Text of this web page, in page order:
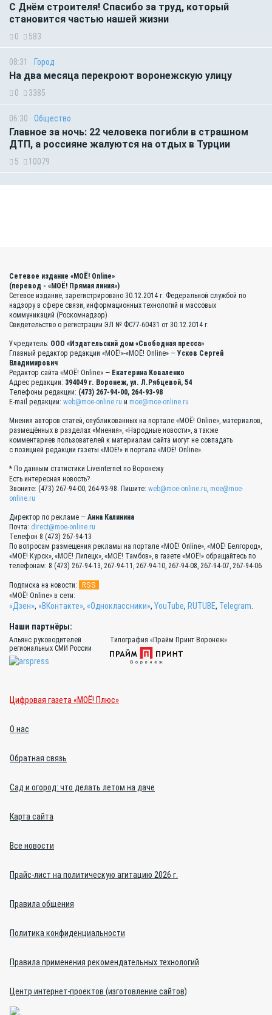
С Днём строителя! Спасибо за труд, который
становится частью нашей жизни
0 583
08:31 Город
На два месяца перекроют воронежскую улицу
0 3385
06:30 Общество
Главное за ночь: 22 человека погибли в страшном
ДТП, а россияне жалуются на отдых в Турции
5 10079
Сетевое издание «МОЁ! Online»
(перевод - «МОЁ! Прямая линия»)
Сетевое издание, зарегистрировано 30.12.2014 г. Федеральной службой по
надзору в сфере связи, информационных технологий и массовых
коммуникаций (Роскомнадзор)
Свидетельство о регистрации ЭЛ № ФС77-60431 от 30.12.2014 г.
Учредитель: ООО «Издательский дом «Свободная пресса»
Главный редактор редакции «МОЁ!»-«МОЁ! Online» — Усков Сергей
Владимирович
Редактор сайта «МОЁ! Online» — Екатерина Коваленко
Адрес редакции: 394049 г. Воронеж, ул. Л.Рябцевой, 54
Телефоны редакции: (473) 267-94-00, 264-93-98
E-mail редакции: web@moe-online.ru и moe@moe-online.ru
Мнения авторов статей, опубликованных на портале «МОЁ! Online», материалов,
размещённых в разделах «Мнения», «Народные новости», а также
комментариев пользователей к материалам сайта могут не совпадать
с позицией редакции газеты «МОЁ!» и портала «МОЁ! Online».
* По данным статистики Liveinternet по Воронежу
Есть интересная новость?
Звоните: (473) 267-94-00, 264-93-98. Пишите: web@moe-online.ru, moe@moe-
online.ru
Директор по рекламе — Анна Калинина
Почта: direct@moe-online.ru
Телефон 8 (473) 267-94-13
По вопросам размещения рекламы на портале «МОЁ! Online», «МОЁ! Белгород»,
«МОЁ! Курск», «МОЁ! Липецк», «МОЁ! Тамбов», в газете «МОЁ!» обращайтесь по
телефонам: 8 (473) 267-94-13, 267-94-11, 267-94-10, 267-94-08, 267-94-07, 267-94-06
Подписка на новости: RSS
«МОЁ! Online» в сети:
«Дзен», «ВКонтакте», «Одноклассники», YouTube, RUTUBE, Telegram
Наши партнёры:
Альянс руководителей
региональных СМИ России
Типография «Прайм Принт Воронеж»
Цифровая газета «МОЁ! Плюс»
О нас
Обратная связь
Сад и огород: что делать летом на даче
Карта сайта
Все новости
Прайс-лист на политическую агитацию 2026 г.
Правила общения
Политика конфиденциальности
Правила применения рекомендательных технологий
Центр интернет-проектов (изготовление сайтов)